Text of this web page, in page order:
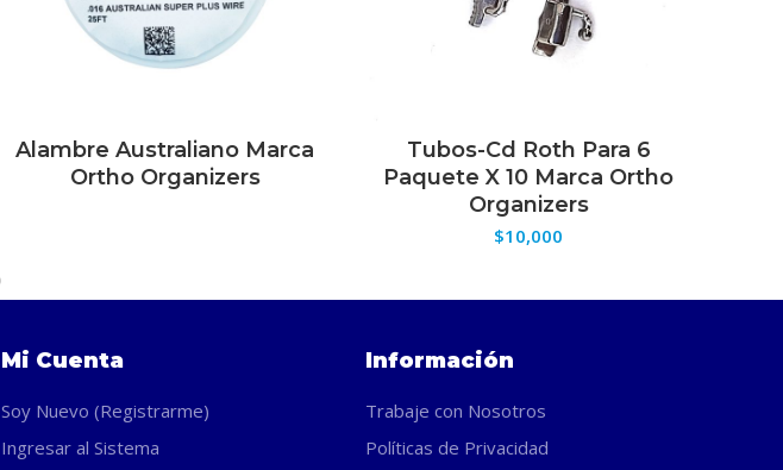
LEER MÁS
Alambre Australiano Marca
Ortho Organizers
SELECCIONAR OPCIONES
Tubos-Cd Roth Para 6
Paquete X 10 Marca Ortho
Organizers
$10,000
Mi Cuenta
Soy Nuevo (Registrarme)
Ingresar al Sistema
Información
Trabaje con Nosotros
Políticas de Privacidad